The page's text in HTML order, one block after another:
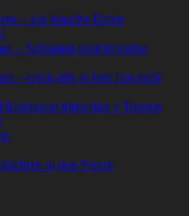
– ich brauche Deine
– Schlamm erstickt meine
– mich gibt es hier fast nicht
Kormoran töten hier 4 Tonnen
in den Verein